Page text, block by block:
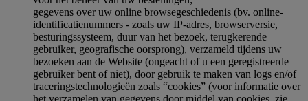
gegevens over uw online browsegeschiedenis (bv. online-
identificatienummers - zoals uw IP-adres, browserversie,
besturingssysteem, duur van het bezoek, terugkerende
gebruiker, geografische oorsprong), verzameld tijdens uw
bezoeken aan de Website (ongeacht of u een geregistreerde
gebruiker bent of niet), door gebruik te maken van logs en/of
traceringstechnologieën zoals “cookies” (voor informatie over
het verzamelen van gegevens door middel van cookies, zie